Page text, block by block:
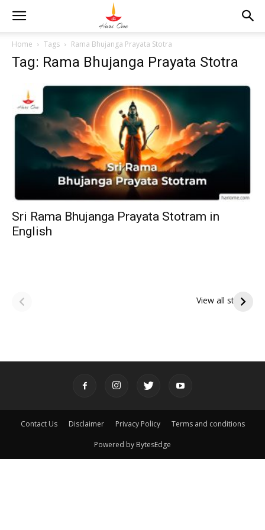
Home Tags Rama Bhujanga Prayata Stotra
Tag: Rama Bhujanga Prayata Stotra
Sri Rama Bhujanga Prayata Stotram in
English
View all stories
పితృదేవతల ఆశీర్వాదం
ఇంద్రకీలాద్రి గిరి ప్రదక్షిణ
Contact Us Disclaimer Privacy Policy Terms and conditions
Powered by BytesEdge